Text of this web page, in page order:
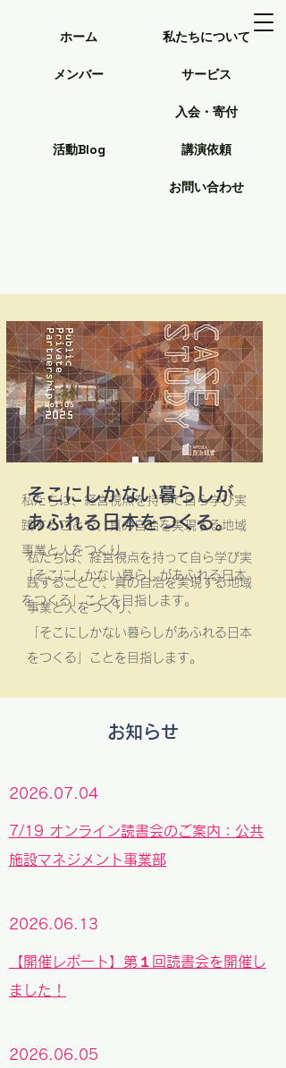
ホーム 私たちについて
サービス
活動Blog
入会・寄付
お問い合わせ
講演依頼
メンバー
私たちは、経営視点を持って自ら学び実
践することで、真の自治を実現する地域
事業と人をつくり、
「そこにしかない暮らしがあふれる日本
をつくる」ことを目指します。
そこにしかない暮らしが
あふれる日本をつくる。
私たちは、経営視点を持って自ら学び実
践することで、真の自治を実現する地域
事業と人をつくり、
「そこにしかない暮らしがあふれる日本
をつくる」ことを目指します。
お知らせ
2026.07.04
7/19 オンライン読書会のご案内：公共
施設マネジメント事業部
2026.06.13
【開催レポート】第１回読書会を開催し
ました！
2026.06.05